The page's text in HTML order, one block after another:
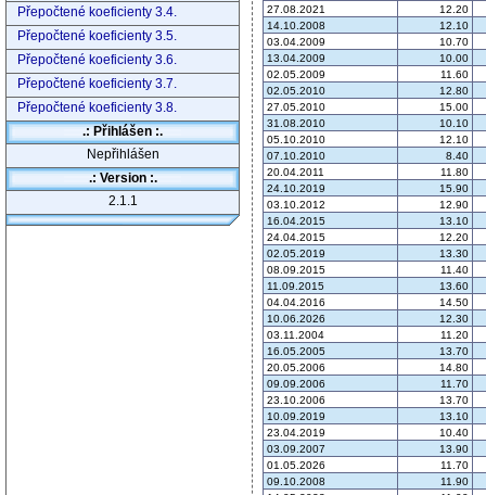
Přepočtené koeficienty 3.4.
Přepočtené koeficienty 3.5.
Přepočtené koeficienty 3.6.
Přepočtené koeficienty 3.7.
Přepočtené koeficienty 3.8.
.: Přihlášen :.
Nepřihlášen
.: Version :.
2.1.1
27.08.2021
12.20
14.10.2008
12.10
03.04.2009
10.70
13.04.2009
10.00
02.05.2009
11.60
02.05.2010
12.80
27.05.2010
15.00
31.08.2010
10.10
05.10.2010
12.10
07.10.2010
8.40
20.04.2011
11.80
24.10.2019
15.90
03.10.2012
12.90
16.04.2015
13.10
24.04.2015
12.20
02.05.2019
13.30
08.09.2015
11.40
11.09.2015
13.60
04.04.2016
14.50
10.06.2026
12.30
03.11.2004
11.20
16.05.2005
13.70
20.05.2006
14.80
09.09.2006
11.70
23.10.2006
13.70
10.09.2019
13.10
23.04.2019
10.40
03.09.2007
13.90
01.05.2026
11.70
09.10.2008
11.90